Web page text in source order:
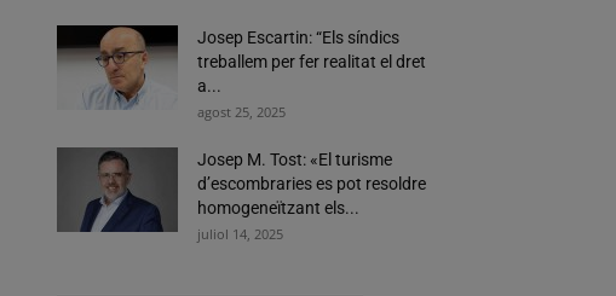
Josep Escartin: “Els síndics
treballem per fer realitat el dret
a...
agost 25, 2025
Josep M. Tost: «El turisme
d’escombraries es pot resoldre
homogeneïtzant els...
juliol 14, 2025